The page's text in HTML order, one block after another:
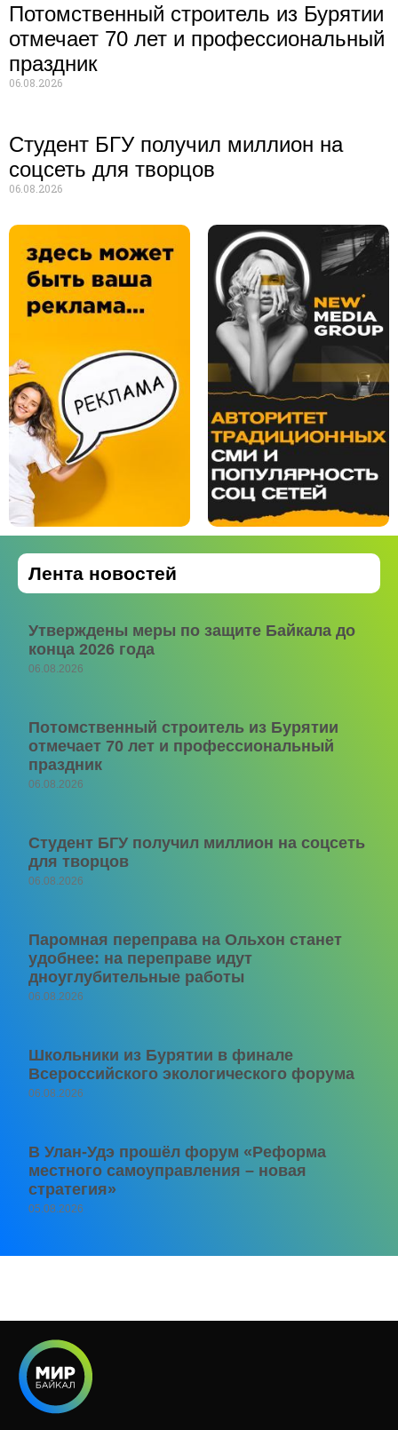
Потомственный строитель из Бурятии
отмечает 70 лет и профессиональный
праздник
06.08.2026
Студент БГУ получил миллион на
соцсеть для творцов
06.08.2026
Лента новостей
Утверждены меры по защите Байкала до
конца 2026 года
06.08.2026
Потомственный строитель из Бурятии
отмечает 70 лет и профессиональный
праздник
06.08.2026
Студент БГУ получил миллион на соцсеть
для творцов
06.08.2026
Паромная переправа на Ольхон станет
удобнее: на переправе идут
дноуглубительные работы
06.08.2026
Школьники из Бурятии в финале
Всероссийского экологического форума
06.08.2026
В Улан-Удэ прошёл форум «Реформа
местного самоуправления – новая
стратегия»
05.08.2026